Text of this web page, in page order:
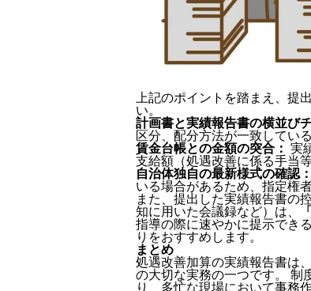
上記のポイントを踏まえ、提
い。
計画書と実績報告書の横並び
区分、配分方法が一致してい
賃金台帳との金額の突合： 実
支給額（処遇改善に係る手当
自治体独自の最新様式の確認：
いる場合があるため、指定権
また、提出した実績報告書の
知に用いた会議録など）は、
指導の際に速やかに提示でき
りをおすすめします。
まとめ
処遇改善加算の実績報告書は
の大切な実務の一つです。 制
り、多忙な現場において事務